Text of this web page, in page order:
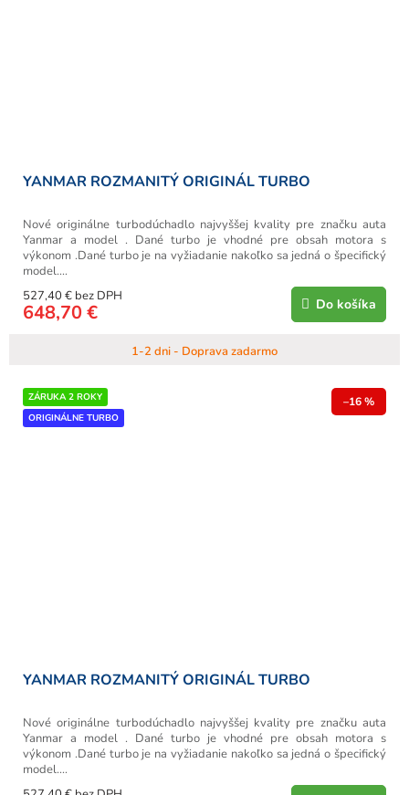
YANMAR ROZMANITÝ ORIGINÁL TURBO
1-2 dni - Doprava zadarmo
527,40 € bez DPH
648,70 € Do košíka
Nové originálne turbodúchadlo najvyššej kvality pre značku auta
Yanmar a model . Dané turbo je vhodné pre obsah motora s
výkonom .Dané turbo je na vyžiadanie nakoľko sa jedná o špecifický
model....
ZÁRUKA 2 ROKY
ORIGINÁLNE TURBO
–16 %
YANMAR ROZMANITÝ ORIGINÁL TURBO
Nové originálne turbodúchadlo najvyššej kvality pre značku auta
Yanmar a model . Dané turbo je vhodné pre obsah motora s
výkonom .Dané turbo je na vyžiadanie nakoľko sa jedná o špecifický
model....